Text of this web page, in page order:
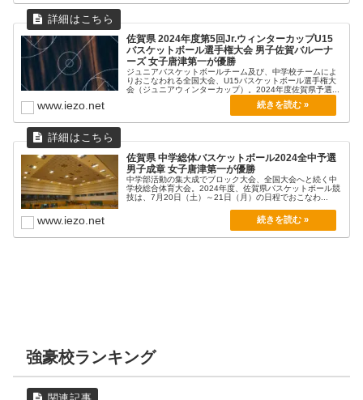
佐賀県 2024年度第5回Jr.ウィンターカップU15
バスケットボール選手権大会 男子佐賀バルーナ
ーズ 女子唐津第一が優勝
ジュニアバスケットボールチーム及び、中学校チームによ
りおこなわれる全国大会、U15バスケットボール選手権大
会（ジュニアウィンターカップ）。2024年度佐賀県予選...
www.iezo.net
佐賀県 中学総体バスケットボール2024全中予選
男子成章 女子唐津第一が優勝
中学部活動の集大成でブロック大会、全国大会へと続く中
学校総合体育大会。2024年度、佐賀県バスケットボール競
技は、7月20日（土）～21日（月）の日程でおこなわ...
www.iezo.net
強豪校ランキング